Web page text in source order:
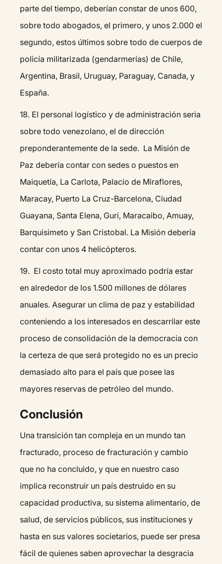
parte del tiempo, deberían constar de unos 600,
sobre todo abogados, el primero, y unos 2.000 el
segundo, estos últimos sobre todo de cuerpos de
policía militarizada (gendarmerías) de Chile,
Argentina, Brasil, Uruguay, Paraguay, Canada, y
España.
18.⁠ ⁠El personal logístico y de administración seria
sobre todo venezolano, el de dirección
preponderantemente de la sede. La Misión de
Paz debería contar con sedes o puestos en
Maiquetía, La Carlota, Palacio de Miraflores,
Maracay, Puerto La Cruz-Barcelona, Ciudad
Guayana, Santa Elena, Guri, Maracaibo, Amuay,
Barquisimeto y San Cristobal. La Misión debería
contar con unos 4 helicópteros.
19. El costo total muy aproximado podría estar
en alrededor de los 1.500 millones de dólares
anuales. Asegurar un clima de paz y estabilidad
conteniendo a los interesados en descarrilar este
proceso de consolidación de la democracia con
la certeza de que será protegido no es un precio
demasiado alto para el país que posee las
mayores reservas de petróleo del mundo.
Conclusión
Una transición tan compleja en un mundo tan
fracturado, proceso de fracturación y cambio
que no ha concluido, y que en nuestro caso
implica reconstruir un país destruido en su
capacidad productiva, su sistema alimentario, de
salud, de servicios públicos, sus instituciones y
hasta en sus valores societarios, puede ser presa
fácil de quienes saben aprovechar la desgracia